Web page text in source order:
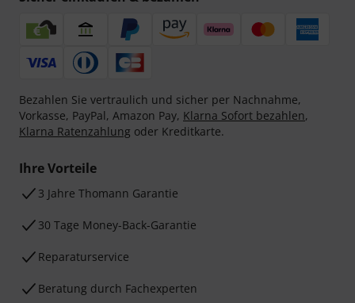
Bezahlen Sie vertraulich und sicher per Nachnahme,
Vorkasse, PayPal, Amazon Pay, Klarna Sofort bezahlen,
Klarna Ratenzahlung oder Kreditkarte.
Ihre Vorteile
3 Jahre Thomann Garantie
30 Tage Money-Back-Garantie
Reparaturservice
Beratung durch Fachexperten